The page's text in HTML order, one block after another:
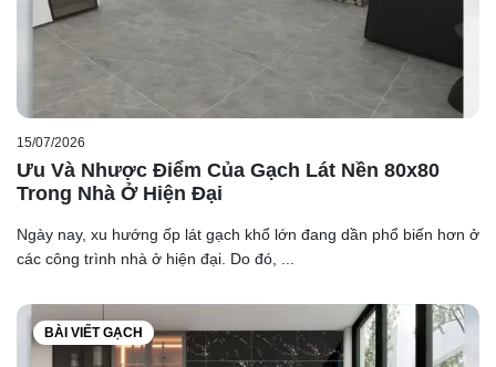
15/07/2026
Ưu Và Nhược Điểm Của Gạch Lát Nền 80x80
Trong Nhà Ở Hiện Đại
Ngày nay, xu hướng ốp lát gạch khổ lớn đang dần phổ biến hơn ở
các công trình nhà ở hiện đại. Do đó, ...
BÀI VIẾT GẠCH